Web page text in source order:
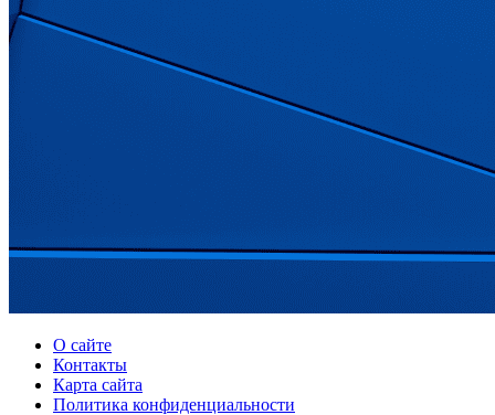
О сайте
Контакты
Карта сайта
Политика конфиденциальности